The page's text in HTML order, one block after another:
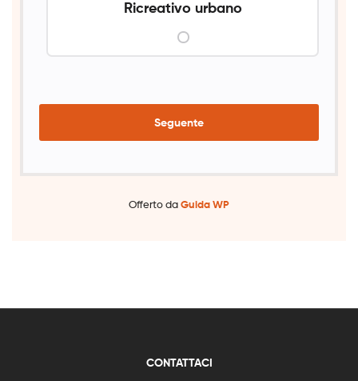
Ricreativo urbano
Seguente
Offerto daGuida WP
CONTATTACI